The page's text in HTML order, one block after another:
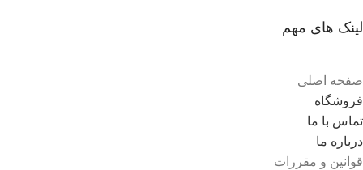
لینک های مهم
صفحه اصلی
فروشگاه
تماس با ما
درباره ما
قوانین و مقررات